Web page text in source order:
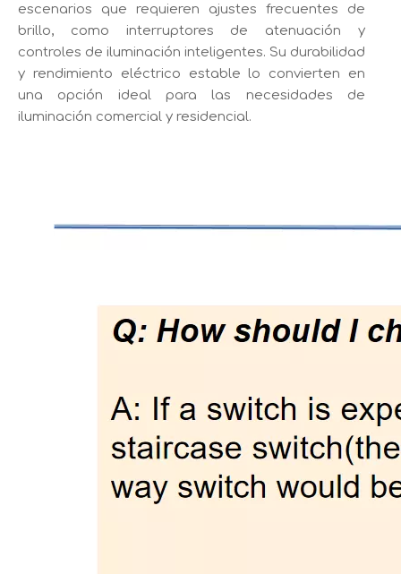
escenarios que requieren ajustes frecuentes de
brillo, como interruptores de atenuación y
controles de iluminación inteligentes. Su durabilidad
y rendimiento eléctrico estable lo convierten en
una opción ideal para las necesidades de
iluminación comercial y residencial.